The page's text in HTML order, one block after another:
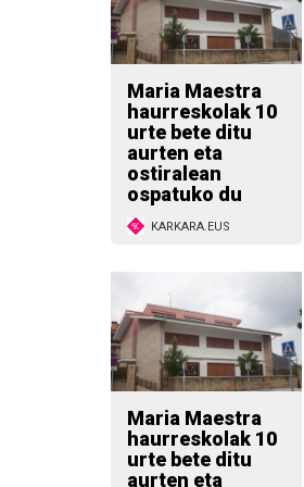
Maria Maestra
haurreskolak 10
urte bete ditu
aurten eta
ostiralean
ospatuko du
KARKARA.EUS
Maria Maestra
haurreskolak 10
urte bete ditu
aurten eta